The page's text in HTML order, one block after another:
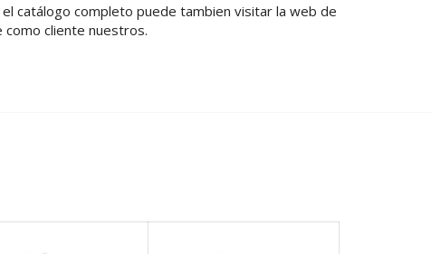
catálogo completo puede tambien visitar la web de
cliente nuestros.